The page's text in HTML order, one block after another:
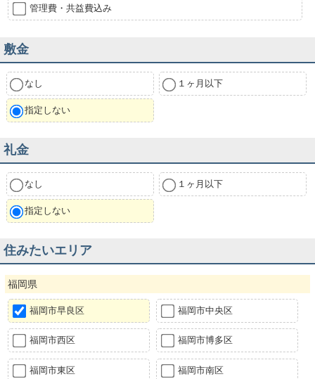
管理費・共益費込み
敷金
なし １ヶ月以下
指定しない
礼金
なし １ヶ月以下
指定しない
住みたいエリア
福岡県
福岡市早良区 福岡市中央区
福岡市西区 福岡市博多区
福岡市東区 福岡市南区